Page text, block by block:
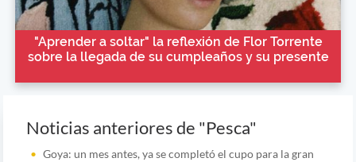
"Aprender a soltar" la reflexión de Flor Torrente
sobre la llegada de su cumpleaños y su presente
Noticias anteriores de "Pesca"
Goya: un mes antes, ya se completó el cupo para la gran